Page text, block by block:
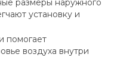
размеры наружного
установку и
помогает
воздуха внутри